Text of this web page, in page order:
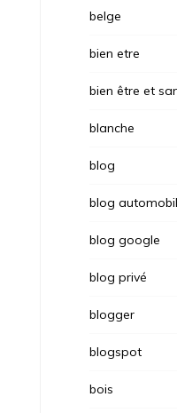
belge
bien etre
bien être et
blanche
blog
blog
blog google
blog privé
blogger
blogspot
bois